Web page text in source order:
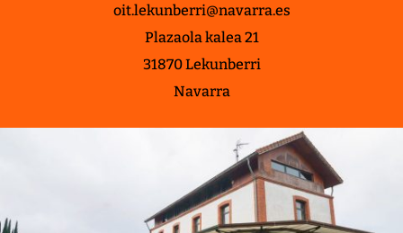
oit.lekunberri@navarra.es
Plazaola kalea 21
31870 Lekunberri
Navarra